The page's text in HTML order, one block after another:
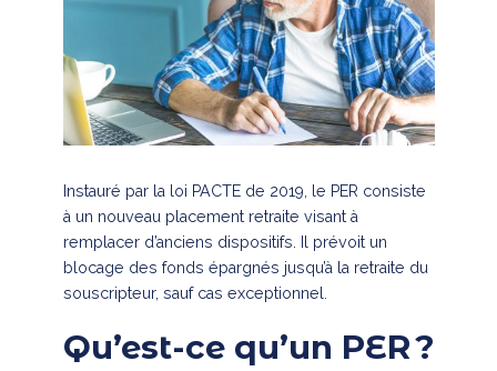
Instauré par la loi PACTE de 2019, le PER consiste
à un nouveau placement retraite visant à
remplacer d’anciens dispositifs. Il prévoit un
blocage des fonds épargnés jusqu’à la retraite du
souscripteur, sauf cas exceptionnel.
Qu’est-ce qu’un PER ?